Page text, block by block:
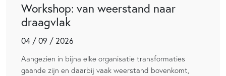
Workshop: van weerstand naar
draagvlak
04 / 09 / 2026
Aangezien in bijna elke organisatie transformaties
gaande zijn en daarbij vaak weerstand bovenkomt,